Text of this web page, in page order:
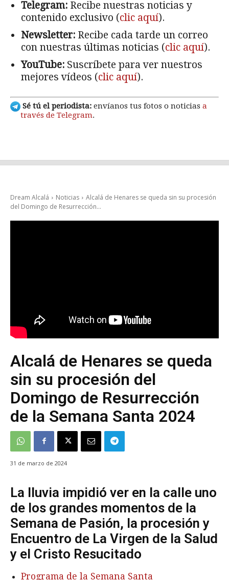
Telegram: Recibe nuestras noticias y
contenido exclusivo (clic aquí).
Newsletter: Recibe cada tarde un correo
con nuestras últimas noticias (clic aquí).
YouTube: Suscríbete para ver nuestros
mejores vídeos (clic aquí).
Sé tú el periodista: envíanos tus fotos o noticias a
través de Telegram.